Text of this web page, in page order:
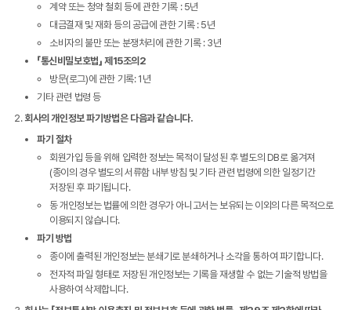
계약 또는 청약 철회 등에 관한 기록 : 5년
대금결재 및 재화 등의 공급에 관한 기록 : 5년
소비자의 불만 또는 분쟁처리에 관한 기록 : 3년
「통신비밀보호법」 제15조의2
방문(로그)에 관한 기록: 1년
기타 관련 법령 등
회사의 개인정보 파기방법은 다음과 같습니다.
파기 절차
회원가입 등을 위해 입력한 정보는 목적이 달성된 후 별도의 DB로 옮겨져
(종이의 경우 별도의 서류함 내부 방침 및 기타 관련 법령에 의한 일정기간
저장된 후 파기됩니다.
동 개인정보는 법률에 의한 경우가 아니고서는 보유되는 이외의 다른 목적으로
이용되지 않습니다.
파기 방법
종이에 출력된 개인정보는 분쇄기로 분쇄하거나 소각을 통하여 파기합니다.
전자적 파일 형태로 저장된 개인정보는 기록을 재생할 수 없는 기술적 방법을
사용하여 삭제합니다.